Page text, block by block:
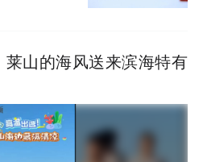
山的海风送来滨海特有